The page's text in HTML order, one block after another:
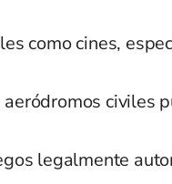
como cines,
civiles
legalmente